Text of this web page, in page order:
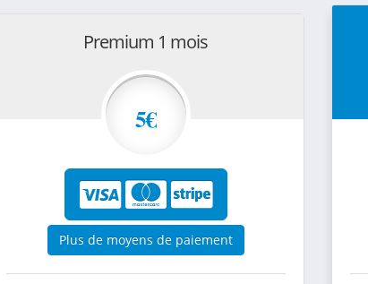
Premium 1 mois
5€
Plus de moyens de paiement